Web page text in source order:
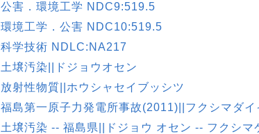
公害．環境工学 NDC9:519.5
環境工学．公害 NDC10:519.5
科学技術 NDLC:NA217
土壌汚染||ドジョウオセン
放射性物質||ホウシャセイブッシツ
福島第一原子力発電所事故(2011)||フクシマダ
土壌汚染 -- 福島県||ドジョウ オセン -- フクシマ